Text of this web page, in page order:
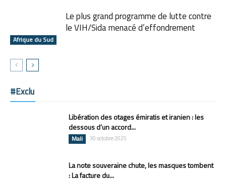
Afrique du Sud
Le plus grand programme de lutte contre
le VIH/Sida menacé d’effondrement
#Exclu
Libération des otages émiratis et iranien : les
dessous d’un accord...
Mali 30 octobre 2025
La note souveraine chute, les masques tombent
: La facture du...